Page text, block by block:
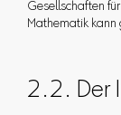
Gesellschaften
Mathematik kann
2.2. Der